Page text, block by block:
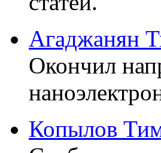
Агаджанян
Окончил
Копылов